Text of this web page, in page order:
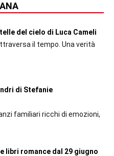
del cielo di Luca Cameli
il tempo. Una verità
di Stefanie
familiari ricchi di emozioni,
libri romance dal 29 giugno